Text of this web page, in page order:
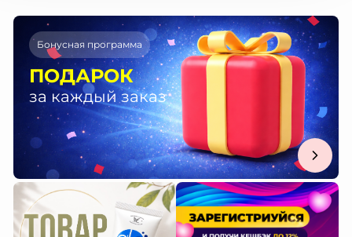
Бонусная программа
ПОДАРОК
за каждый заказ